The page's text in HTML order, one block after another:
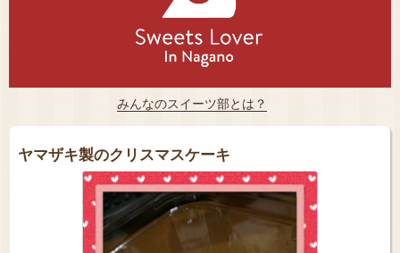
みんなのスイーツ部とは？
ヤマザキ製のクリスマスケーキ